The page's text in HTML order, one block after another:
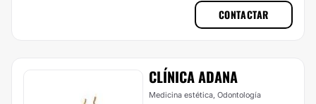
CONTACTAR
CLÍNICA ADANA
Medicina estética, Odontología